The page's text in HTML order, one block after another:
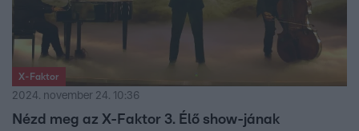
X-Faktor
2024. november 24. 10:36
Nézd meg az X-Faktor 3. Élő show-jának